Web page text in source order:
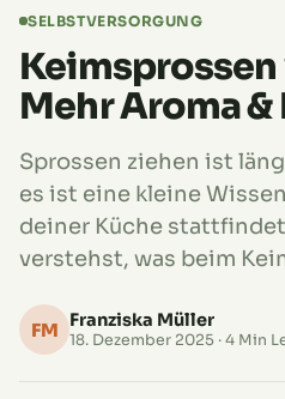
SELBSTVERSORGUNG
Mehr Aroma
Sprossen ziehen ist
es ist eine kleine
deiner Küche
verstehst, was beim
FM Franziska Müller
18. Dezember 2025 · 4 Min